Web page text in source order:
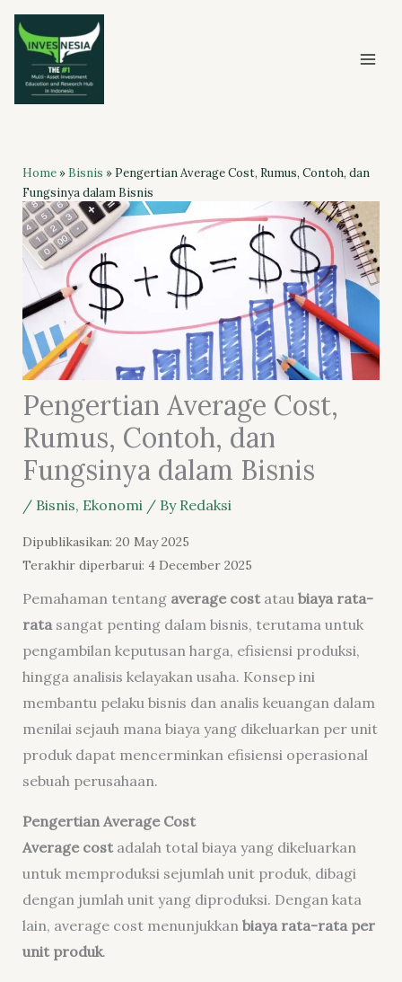
Skip
content
Home» Bisnis » Pengertian Average Cost, Rumus, Contoh, dan
Fungsinya dalam Bisnis
Pengertian Average Cost,
Rumus, Contoh, dan
Fungsinya dalam Bisnis
/ Bisnis, Ekonomi/ By Redaksi
Dipublikasikan: 20 May 2025
Terakhir diperbarui: 4 December 2025
Pemahaman tentang average costatau biaya rata-
ratasangat penting dalam bisnis, terutama untuk
pengambilan keputusan harga, efisiensi produksi,
hingga analisis kelayakan usaha. Konsep ini
membantu pelaku bisnis dan analis keuangan dalam
menilai sejauh mana biaya yang dikeluarkan per unit
produk dapat mencerminkan efisiensi operasional
sebuah perusahaan.
Pengertian Average Cost
Average costadalah total biaya yang dikeluarkan
untuk memproduksi sejumlah unit produk, dibagi
dengan jumlah unit yang diproduksi. Dengan kata
lain, average cost menunjukkan biaya rata-rata per
unit produk.